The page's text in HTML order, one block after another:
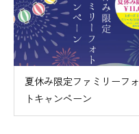
夏休み限定ファミリーフォ
トキャンペーン